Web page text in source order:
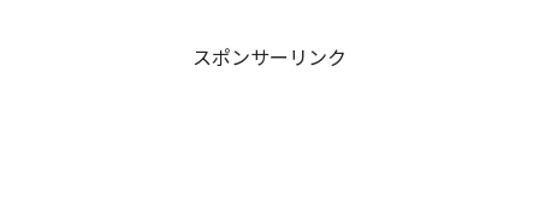
スポンサーリンク